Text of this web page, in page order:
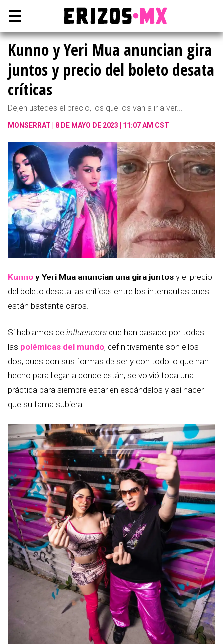
☰
Kunno y Yeri Mua anuncian gira
juntos y precio del boleto desata
críticas
Dejen ustedes el precio, los que los van a ir a ver...
MONSERRAT 8 DE MAYO DE 2023 | 11:07 AM CST
Kunno y Yeri Mua anuncian una gira juntos y el precio
del boleto desata las críticas entre los internautas pues
están bastante caros.
Si hablamos de influencers que han pasado por todas
las polémicas del mundo, definitivamente son ellos
dos, pues con sus formas de ser y con todo lo que han
hecho para llegar a donde están, se volvió toda una
práctica para siempre estar en escándalos y así hacer
que su fama subiera.